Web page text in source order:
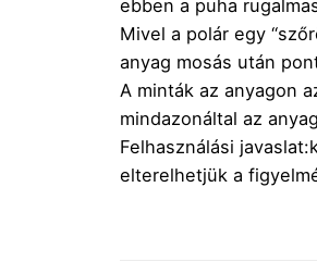
ebben a puha
Mivel a polár egy
anyag mosás után
A minták az anyagon
mindazonáltal az
Felhasználási
elterelhetjük a